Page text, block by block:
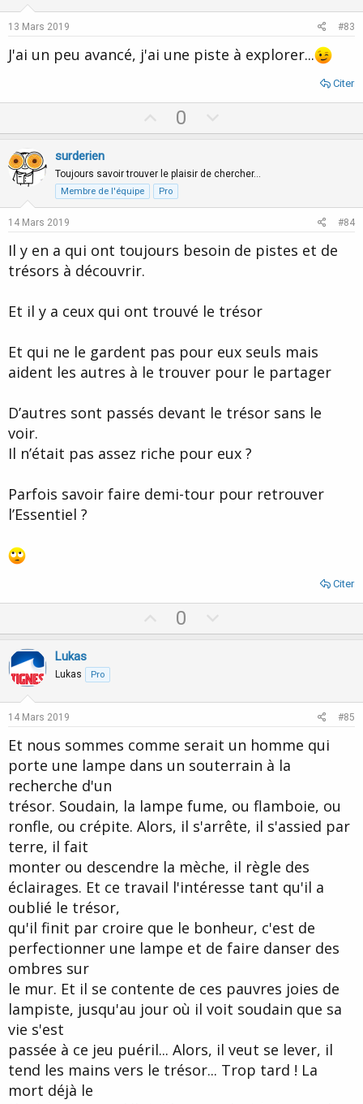
t
v
e
13 Mars 2019 #83
J'ai un peu avancé, j'ai une piste à explorer...
Citer
p
o
t
e
0
o
n
o
e
surderien
Toujours savoir trouver le plaisir de chercher…
Membre de l'équipe Pro
14 Mars 2019 #84
Il y en a qui ont toujours besoin de pistes et de
trésors à découvrir.
Et il y a ceux qui ont trouvé le trésor
Et qui ne le gardent pas pour eux seuls mais
aident les autres à le trouver pour le partager
D’autres sont passés devant le trésor sans le
voir.
Il n’était pas assez riche pour eux ?
Parfois savoir faire demi-tour pour retrouver
l’Essentiel ?
Citer
p
0
o
e
Lukas
Lukas Pro
14 Mars 2019 #85
Et nous sommes comme serait un homme qui
porte une lampe dans un souterrain à la
recherche d'un
trésor. Soudain, la lampe fume, ou flamboie, ou
ronfle, ou crépite. Alors, il s'arrête, il s'assied par
terre, il fait
monter ou descendre la mèche, il règle des
éclairages. Et ce travail l'intéresse tant qu'il a
oublié le trésor,
qu'il finit par croire que le bonheur, c'est de
perfectionner une lampe et de faire danser des
ombres sur
le mur. Et il se contente de ces pauvres joies de
lampiste, jusqu'au jour où il voit soudain que sa
vie s'est
passée à ce jeu puéril... Alors, il veut se lever, il
tend les mains vers le trésor... Trop tard ! La
mort déjà le